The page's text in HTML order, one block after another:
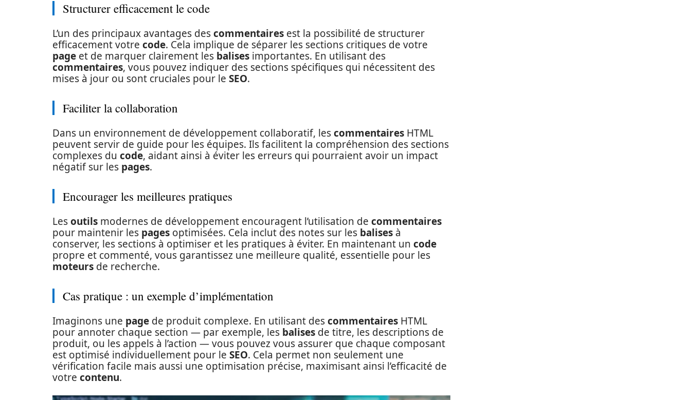
Structurer efficacement le code
L’un des principaux avantages descommentaires est la possibilité de structurer
efficacement votre code. Cela implique de séparer les sections critiques de votre
page et de marquer clairement les balises importantes. En utilisant des
commentaires, vous pouvez indiquer des sections spécifiques qui nécessitent des
mises à jour ou sont cruciales pour le SEO.
Faciliter la collaboration
Dans un environnement de développement collaboratif, lescommentaires HTML
peuvent servir de guide pour les équipes. Ils facilitent la compréhension des sections
complexes du code, aidant ainsi à éviter les erreurs qui pourraient avoir un impact
négatif sur les pages.
Encourager les meilleures pratiques
Lesoutils modernes de développement encouragent l’utilisation de commentaires
pour maintenir les pages optimisées. Cela inclut des notes sur les balises à
conserver, les sections à optimiser et les pratiques à éviter. En maintenant un code
propre et commenté, vous garantissez une meilleure qualité, essentielle pour les
moteurs de recherche.
Cas pratique : un exemple d’implémentation
Imaginons une page de produit complexe. En utilisant descommentaires HTML
pour annoter chaque section — par exemple, les balises de titre, les descriptions de
produit, ou les appels à l’action — vous pouvez vous assurer que chaque composant
est optimisé individuellement pour le SEO. Cela permet non seulement une
vérification facile mais aussi une optimisation précise, maximisant ainsi l’efficacité de
votre contenu.